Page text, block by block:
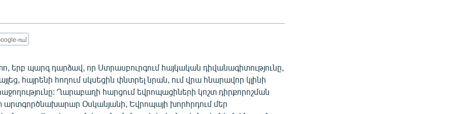
ում
երբ պարզ դարձավ, որ Ստրասբուրգում հայկական դիվանագիտությունը,
հայրենի հողում սկսեցին փնտրել նրան, ում վրա հնարավոր կլինի
Ղարաբաղի հարցում եվրոպացիների կոշտ դիրքորոշման
Օսկանյանի, Եվրոպայի խորհրդում մեր